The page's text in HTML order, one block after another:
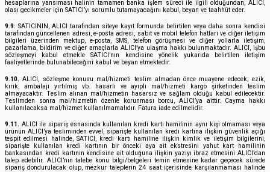
hesaplarına yansıması halinin tamamen banka işlem süreci ile ilgili olduğundan, ALICI,
olası gecikmeler için SATICI’yı sorumlu tutamayacağını kabul, beyan ve taahhüt eder.
9.9. SATICININ, ALICI tarafından siteye kayıt formunda belirtilen veya daha sonra kendisi
tarafından güncellenen adresi, e-posta adresi, sabit ve mobil telefon hatları ve diğer iletişim
bilgileri üzerinden mektup, e-posta, SMS, telefon görüşmesi ve diğer yollarla iletişim,
pazarlama, bildirim ve diğer amaçlarla ALICI’ya ulaşma hakkı bulunmaktadır. ALICI, işbu
sözleşmeyi kabul etmekle SATICI’nın kendisine yönelik yukarıda belirtilen iletişim
faaliyetlerinde bulunabileceğini kabul ve beyan etmektedir.
9.10. ALICI, sözleşme konusu mal/hizmeti teslim almadan önce muayene edecek; ezik,
kırık, ambalajı yırtılmış vb. hasarlı ve ayıplı mal/hizmeti kargo şirketinden teslim
almayacaktır. Teslim alınan mal/hizmetin hasarsız ve sağlam olduğu kabul edilecektir.
Teslimden sonra mal/hizmetin özenle korunması borcu, ALICI’ya aittir. Cayma hakkı
kullanılacaksa mal/hizmet kullanılmamalıdır. Fatura iade edilmelidir.
9.11. ALICI ile sipariş esnasında kullanılan kredi kartı hamilinin aynı kişi olmaması veya
ürünün ALICI’ya tesliminden evvel, siparişte kullanılan kredi kartına ilişkin güvenlik açığı
tespit edilmesi halinde, SATICI, kredi kartı hamiline ilişkin kimlik ve iletişim bilgilerini,
siparişte kullanılan kredi kartının bir önceki aya ait ekstresini yahut kart hamilinin
bankasından kredi kartının kendisine ait olduğuna ilişkin yazıyı ibraz etmesini ALICI’dan
talep edebilir. ALICI’nın talebe konu bilgi/belgeleri temin etmesine kadar geçecek sürede
sipariş dondurulacak olup, mezkur taleplerin 24 saat içerisinde karşılanmaması halinde